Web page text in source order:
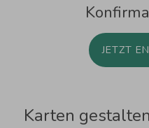
JETZT
Karten